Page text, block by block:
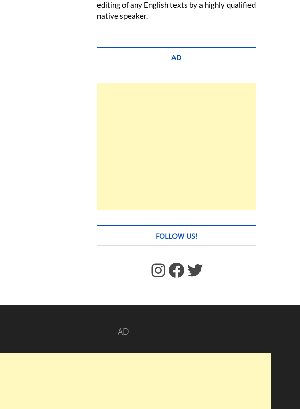
editing of any English texts by a highly qualified
native speaker.
AD
FOLLOW US!
https://www.facebook.com/jstages/ Facebook Twitter
AD